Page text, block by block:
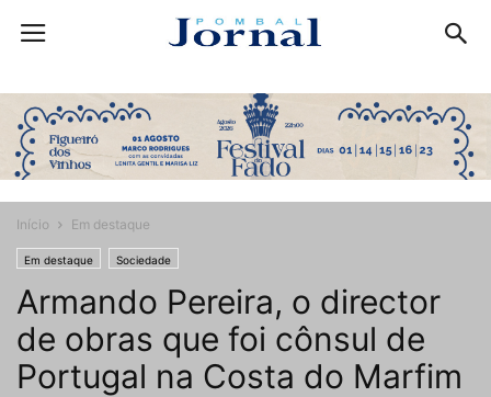
Início Em destaque
Em destaque Sociedade
Armando Pereira, o director
de obras que foi cônsul de
Portugal na Costa do Marfim